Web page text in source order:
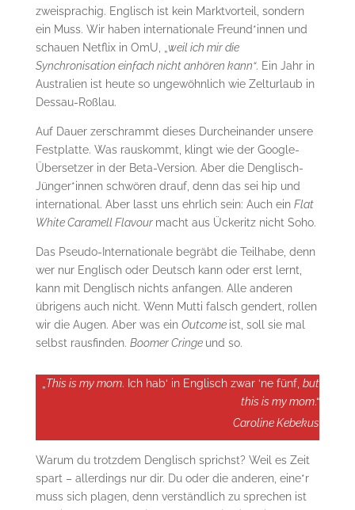
zweisprachig. Englisch ist kein Marktvorteil, sondern
ein Muss. Wir haben internationale Freund*innen und
schauen Netflix in OmU, „ weil ich mir die
Synchronisation einfach nicht anhören kann“. Ein Jahr in
Australien ist heute so ungewöhnlich wie Zelturlaub in
Dessau-Roßlau.
Auf Dauer zerschrammt dieses Durcheinander unsere
Festplatte. Was rauskommt, klingt wie der Google-
Übersetzer in der Beta-Version. Aber die Denglisch-
Jünger*innen schwören drauf, denn das sei hip und
international. Aber lasst uns ehrlich sein: Auch ein Flat
White Caramell Flavour macht aus Ückeritz nicht Soho.
Das Pseudo-Internationale begräbt die Teilhabe, denn
wer nur Englisch oder Deutsch kann oder erst lernt,
kann mit Denglisch nichts anfangen. Alle anderen
übrigens auch nicht. Wenn Mutti falsch gendert, rollen
wir die Augen. Aber was ein Outcome ist, soll sie mal
selbst rausfinden. Boomer Cringe und so.
This is my mom. Ich hab‘ in Englisch zwar ‘ne fünf,but
this is my mom.“
Caroline Kebekus
Warum du trotzdem Denglisch sprichst? Weil es Zeit
spart – allerdings nur dir. Du oder die anderen, eine*r
muss sich plagen, denn verständlich zu sprechen ist